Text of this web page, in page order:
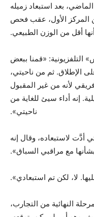
بعد استبعاد زميله
المركز الأول، عقب فحص
أقل من الوزن الطبيعي.
«قمنا ببعض
الإطلاق. ثم من ناحيتي،
لأنه من غير المقبول
إنه أداء سيئ للغاية من
ناحيتي».
أدَّت لاستبعاده، وقال إنه
مع مراقبي السباق».
لا، لكن تم استبعادي».
النهائية من التجارب،